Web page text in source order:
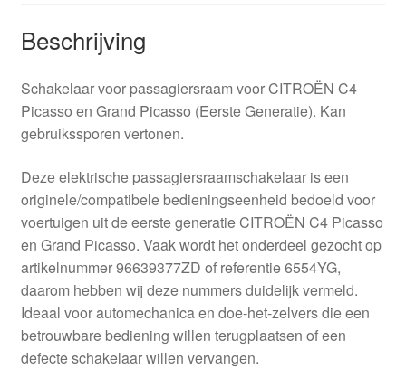
Beschrijving
Schakelaar voor passagiersraam voor CITROËN C4
Picasso en Grand Picasso (Eerste Generatie). Kan
gebruikssporen vertonen.
Deze elektrische passagiersraamschakelaar is een
originele/compatibele bedieningseenheid bedoeld voor
voertuigen uit de eerste generatie CITROËN C4 Picasso
en Grand Picasso. Vaak wordt het onderdeel gezocht op
artikelnummer 96639377ZD of referentie 6554YG,
daarom hebben wij deze nummers duidelijk vermeld.
Ideaal voor automechanica en doe-het-zelvers die een
betrouwbare bediening willen terugplaatsen of een
defecte schakelaar willen vervangen.